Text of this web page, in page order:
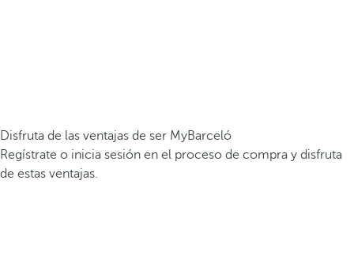
Disfruta de las ventajas de ser MyBarceló
Regístrate o inicia sesión en el proceso de compra y disfruta
de estas ventajas.